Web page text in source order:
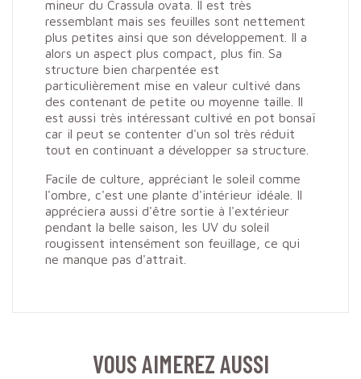
mineur du Crassula ovata. Il est très
ressemblant mais ses feuilles sont nettement
plus petites ainsi que son développement. Il a
alors un aspect plus compact, plus fin. Sa
structure bien charpentée est
particulièrement mise en valeur cultivé dans
des contenant de petite ou moyenne taille. Il
est aussi très intéressant cultivé en pot bonsaï
car il peut se contenter d'un sol très réduit
tout en continuant a développer sa structure.
Facile de culture, appréciant le soleil comme
l'ombre, c'est une plante d'intérieur idéale. Il
appréciera aussi d'être sortie à l'extérieur
pendant la belle saison, les UV du soleil
rougissent intensément son feuillage, ce qui
ne manque pas d'attrait.
VOUS AIMEREZ AUSSI